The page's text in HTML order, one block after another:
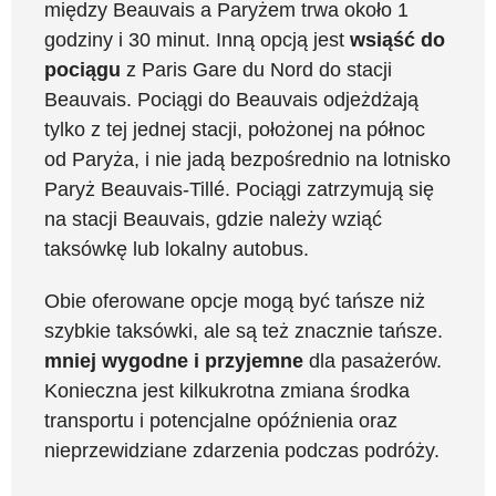
między Beauvais a Paryżem trwa około 1
godziny i 30 minut. Inną opcją jest wsiąść do
pociągu z Paris Gare du Nord do stacji
Beauvais. Pociągi do Beauvais odjeżdżają
tylko z tej jednej stacji, położonej na północ
od Paryża, i nie jadą bezpośrednio na lotnisko
Paryż Beauvais-Tillé. Pociągi zatrzymują się
na stacji Beauvais, gdzie należy wziąć
taksówkę lub lokalny autobus.
Obie oferowane opcje mogą być tańsze niż
szybkie taksówki, ale są też znacznie tańsze.
mniej wygodne i przyjemne dla pasażerów.
Konieczna jest kilkukrotna zmiana środka
transportu i potencjalne opóźnienia oraz
nieprzewidziane zdarzenia podczas podróży.